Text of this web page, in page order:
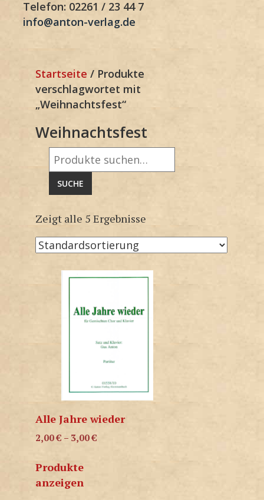
Telefon: 02261 / 23 44 7
info@anton-verlag.de
Startseite / Produkte
verschlagwortet mit
„Weihnachtsfest“
Weihnachtsfest
Suche
nach:
SUCHE
Zeigt alle 5 Ergebnisse
Alle Jahre wieder
2,00€ – 3,00€
Produkte
anzeigen